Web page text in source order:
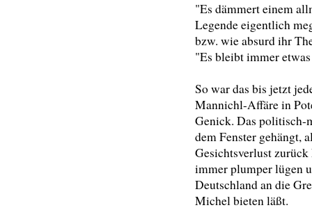
"Es dämmert einem
Legende eigentlich
bzw. wie absurd ihr
"Es bleibt immer
So war das bis jetzt
Mannichl-Affäre in
Genick. Das politisch-
dem Fenster gehängt,
Gesichtsverlust
immer plumper lügen
Deutschland an die
Michel bieten läßt.